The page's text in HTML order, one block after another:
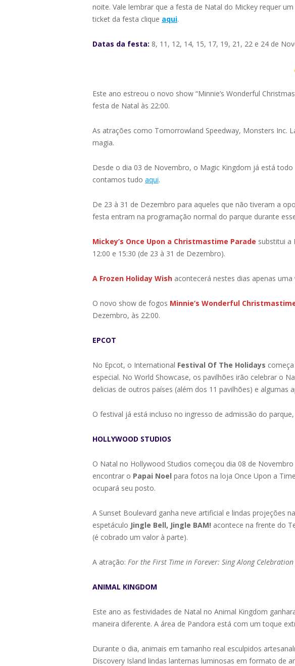
noite. Vale lembrar que a festa de Natal do Mickey requer
ticket da festa clique aqui.
Datas da festa: 8, 11, 12, 14, 15, 17, 19, 21, 22 e 24 de
Este ano estreou o novo show “Minnie’s Wonderful
festa de Natal às 22:00.
As atrações como Tomorrowland Speedway, Monsters Inc.
magia.
Desde o dia 03 de Novembro, o Magic Kingdom já está
contamos tudo aqui.
De 23 à 31 de Dezembro para aqueles que não tiveram a
festa entram na programação normal do parque durante
Mickey’s Once Upon a Christmastime Parade substitui a
12:00 e 15:30 (de 23 à 31 de Dezembro).
A Frozen Holiday Wish acontecerá nestes dias apenas
O novo show de fogos Minnie’s Wonderful
Dezembro, às 22:00.
EPCOT
No Epcot, o International Festival Of The Holidays
especial. No World Showcase, os pavilhões irão celebrar o
delicias de outros países (além dos 11 pavilhões) e algumas
O festival já está incluso no ingresso de admissão do
HOLLYWOOD STUDIOS
O Natal no Hollywood Studios começou dia 08 de
encontrar o Papai Noel para fotos na loja Once Upon a
ocupará seu posto.
A Sunset Boulevard ganha neve artificial e lindas projeções
espetáculo Jingle Bell, Jingle BAM! acontece na frente do
(é cobrado um valor à parte).
A atração: For the First Time in Forever: Sing Along Celebration
ANIMAL KINGDOM
Este ano as festividades de Natal no Animal Kingdom
maneira diferente. A área de Pandora está com um toque
Durante o dia, animais em tamanho real esculpidos
Discovery Island lindas lanternas luminosas em formato de